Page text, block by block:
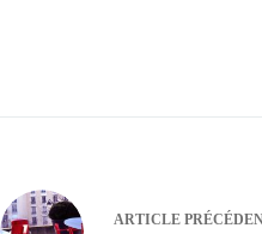
ARTICLE